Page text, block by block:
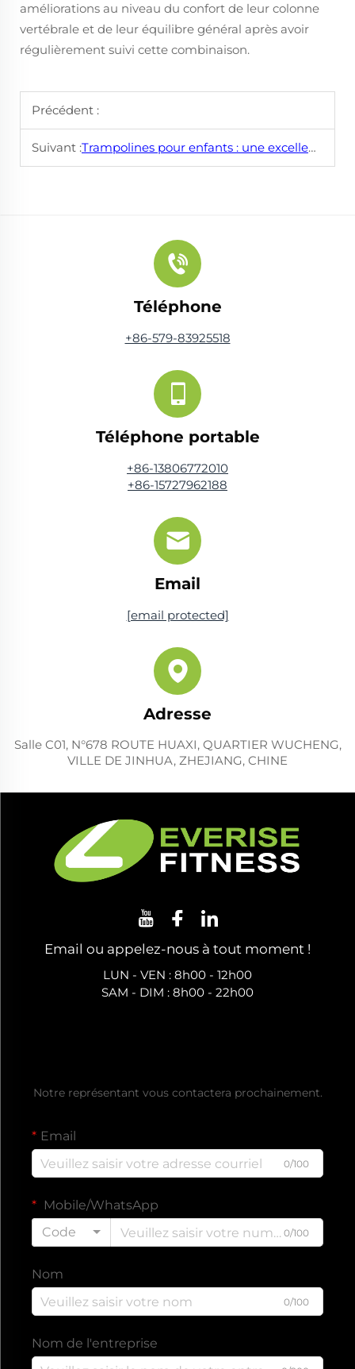
améliorations au niveau du confort de leur colonne
vertébrale et de leur équilibre général après avoir
régulièrement suivi cette combinaison.
Précédent :
Suivant :Trampolines pour enfants : une excellente idée de cadeau
Téléphone
+86-579-83925518
Téléphone portable
+86-13806772010
+86-15727962188
Email
[email protected]
Adresse
Salle C01, N°678 ROUTE HUAXI, QUARTIER WUCHENG,
VILLE DE JINHUA, ZHEJIANG, CHINE
Email ou appelez-nous à tout moment !
LUN - VEN : 8h00 - 12h00
SAM - DIM : 8h00 - 22h00
Notre représentant vous contactera prochainement.
Email
0/100
Mobile/WhatsApp
Code
0/100
Nom
0/100
Nom de l'entreprise